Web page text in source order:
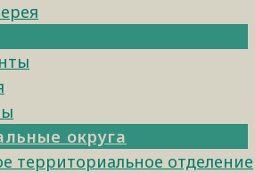
округа
территориальное отделение